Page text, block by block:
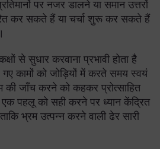
पर नजर डालने या समान उत्तरों
कर सकते हैं या चर्चा शुरू कर सकते हैं
से सुधार करवाना प्रभावी होता है
कामों को जोड़ियों में करते समय स्वयं
जाँच करने को कहकर प्रोत्साहित
पहलू को सही करने पर ध्यान केंद्रित
भ्रम उत्पन्न करने वाली ढेर सारी